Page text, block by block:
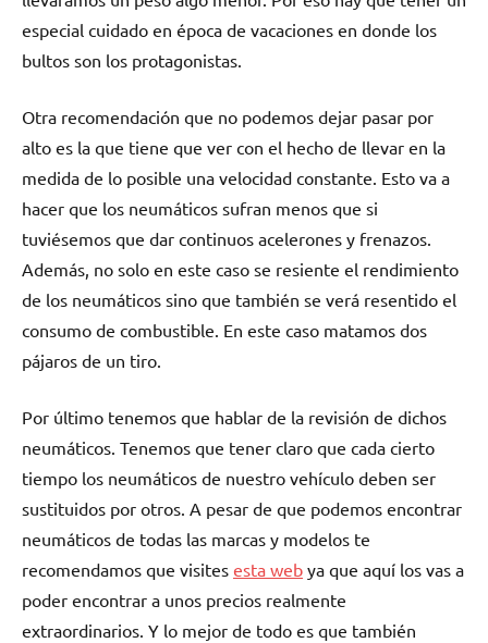
especial cuidado en época de vacaciones en donde los
bultos son los protagonistas.
Otra recomendación que no podemos dejar pasar por
alto es la que tiene que ver con el hecho de llevar en la
medida de lo posible una velocidad constante. Esto va a
hacer que los neumáticos sufran menos que si
tuviésemos que dar continuos acelerones y frenazos.
Además, no solo en este caso se resiente el rendimiento
de los neumáticos sino que también se verá resentido el
consumo de combustible. En este caso matamos dos
pájaros de un tiro.
Por último tenemos que hablar de la revisión de dichos
neumáticos. Tenemos que tener claro que cada cierto
tiempo los neumáticos de nuestro vehículo deben ser
sustituidos por otros. A pesar de que podemos encontrar
neumáticos de todas las marcas y modelos te
recomendamos que visites esta web ya que aquí los vas a
poder encontrar a unos precios realmente
extraordinarios. Y lo mejor de todo es que también